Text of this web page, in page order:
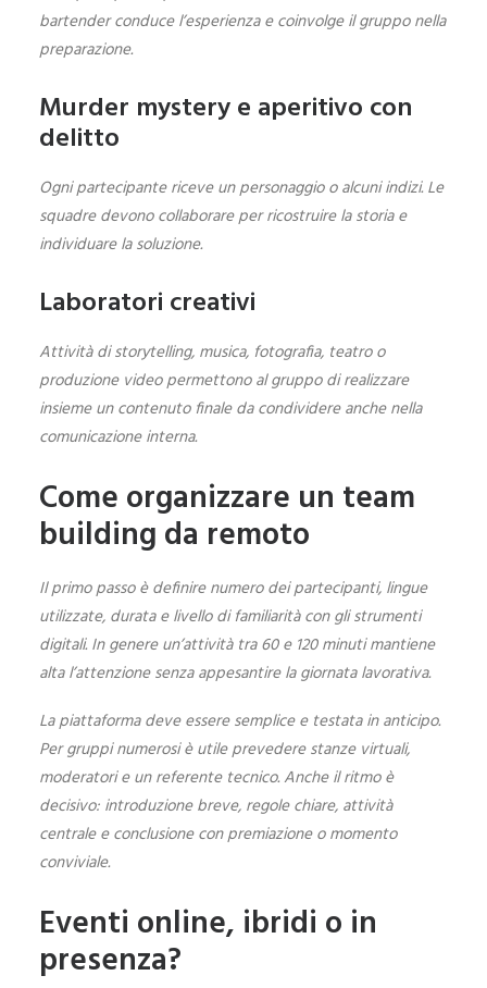
bartender conduce l’esperienza e coinvolge il gruppo nella
preparazione.
Murder mystery e aperitivo con
delitto
Ogni partecipante riceve un personaggio o alcuni indizi. Le
squadre devono collaborare per ricostruire la storia e
individuare la soluzione.
Laboratori creativi
Attività di storytelling, musica, fotografia, teatro o
produzione video permettono al gruppo di realizzare
insieme un contenuto finale da condividere anche nella
comunicazione interna.
Come organizzare un team
building da remoto
Il primo passo è definire numero dei partecipanti, lingue
utilizzate, durata e livello di familiarità con gli strumenti
digitali. In genere un’attività tra 60 e 120 minuti mantiene
alta l’attenzione senza appesantire la giornata lavorativa.
La piattaforma deve essere semplice e testata in anticipo.
Per gruppi numerosi è utile prevedere stanze virtuali,
moderatori e un referente tecnico. Anche il ritmo è
decisivo: introduzione breve, regole chiare, attività
centrale e conclusione con premiazione o momento
conviviale.
Eventi online, ibridi o in
presenza?